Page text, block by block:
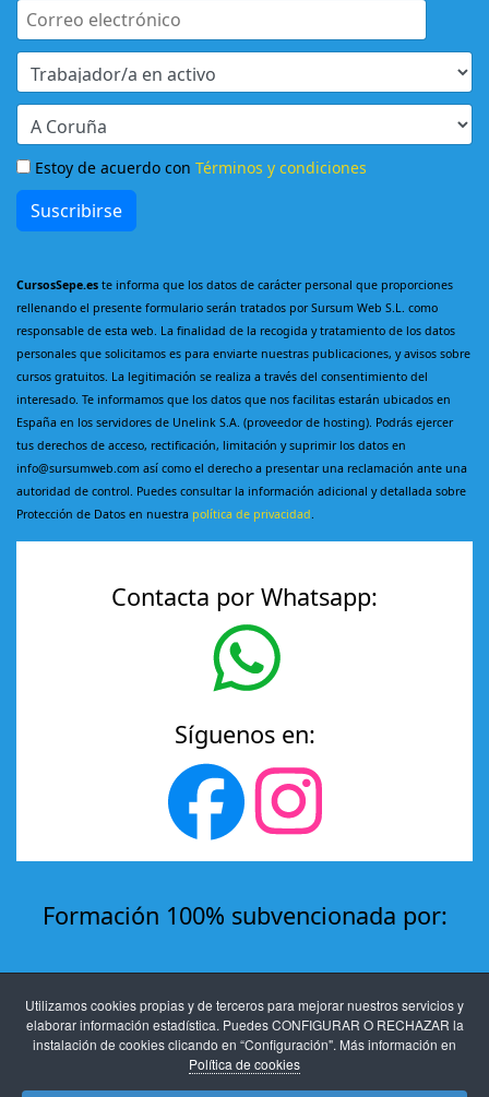
Utilizamos cookies propias y de terceros para mejorar nuestros servicios y
elaborar información estadística. Puedes CONFIGURAR O RECHAZAR la
instalación de cookies clicando en “Configuración". Más información en
Política de cookies
Estoy de acuerdo con Términos y condiciones
Suscribirse
CursosSepe.es te informa que los datos de carácter personal que proporciones
rellenando el presente formulario serán tratados por Sursum Web S.L. como
responsable de esta web. La finalidad de la recogida y tratamiento de los datos
personales que solicitamos es para enviarte nuestras publicaciones, y avisos sobre
cursos gratuitos. La legitimación se realiza a través del consentimiento del
interesado. Te informamos que los datos que nos facilitas estarán ubicados en
España en los servidores de Unelink S.A. (proveedor de hosting). Podrás ejercer
tus derechos de acceso, rectificación, limitación y suprimir los datos en
info@sursumweb.com así como el derecho a presentar una reclamación ante una
autoridad de control. Puedes consultar la información adicional y detallada sobre
Protección de Datos en nuestra política de privacidad.
Contacta por Whatsapp:
Síguenos en:
Formación 100% subvencionada por: